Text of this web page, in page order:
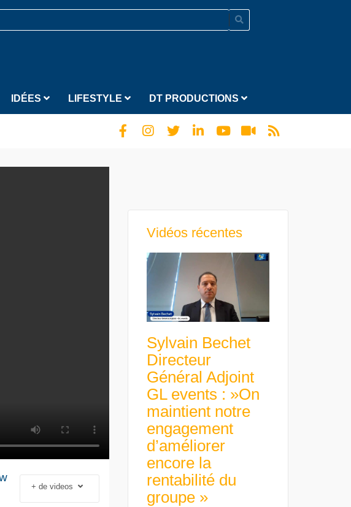
IDÉES LIFESTYLE DT PRODUCTIONS
+ de videos
Vidéos récentes
Sylvain Bechet
Directeur
Général Adjoint
GL events : »On
maintient notre
engagement
d’améliorer
encore la
rentabilité du
groupe »